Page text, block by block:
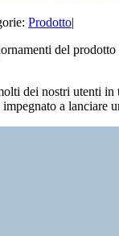
Prodotto|
del
dei nostri utenti
impegnato a lanciare